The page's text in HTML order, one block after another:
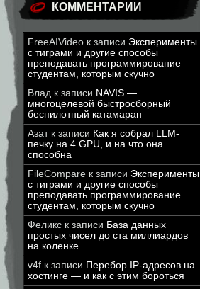
КОММЕНТАРИИ
FreeAIVideo к записи Эксперименты
с тиграми и другие способы
преподавать программирование
студентам, которым скучно
Влад к записи NAVIS —
многоцелевой быстросборный
беспилотный катамаран
Азатк записи Как я собрал LLM-
печку на 4 GPU, и на что она
способна
FileCompare к записи Эксперименты
с тиграми и другие способы
преподавать программирование
студентам, которым скучно
Феликс к записи База данных
простых чисел до ста миллиардов
на коленке
v4f к записи Перебор IP-адресов на
хостинге — и как с этим бороться